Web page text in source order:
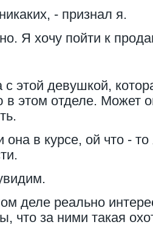
- признал я.
Я хочу пойти к
этой девушкой,
этом отделе. Может
в курсе, ой что -
деле реально
что за ними такая